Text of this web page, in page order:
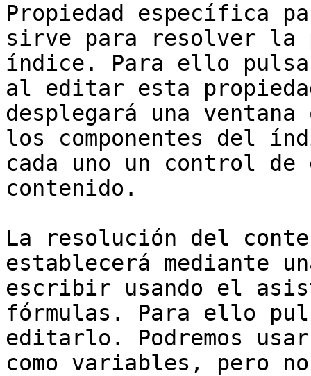
Propiedad específica
sirve para resolver la
índice. Para ello
al editar esta
desplegará una
los componentes del
cada uno un control
contenido.
La resolución del
establecerá mediante
escribir usando el
fórmulas. Para ello
editarlo. Podremos
como variables, pero no